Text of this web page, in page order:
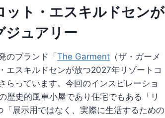
ット・エスキルドセンが
ジュアリー
のブランド「 The Garment （ザ・ガーメ
エスキルドセンが放つ2027年リゾートコ
らっています。今回のインスピレーショ
歴史的風車小屋であり住宅でもある「リ
展示用ではなく、実際に生活するための